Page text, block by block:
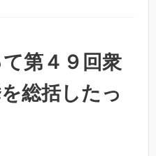
第４９回衆
総括したっ